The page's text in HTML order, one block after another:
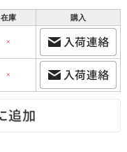
在庫 購入
×
×